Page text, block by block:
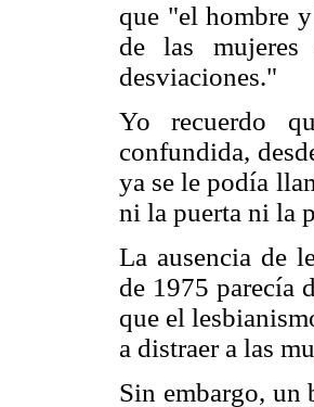
que "el hombre
de las
desviaciones."
Yo recuerdo
confundida,
ya se le podía
ni la puerta ni la
La ausencia de
de 1975 parecía
que el
a distraer a las
Sin embargo,